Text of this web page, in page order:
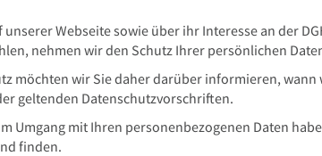
Webseite sowie über ihr Interesse an der
nehmen wir den Schutz Ihrer persönlichen
möchten wir Sie daher darüber informieren,
geltenden Datenschutzvorschriften.
Umgang mit Ihren personenbezogenen Daten
finden.